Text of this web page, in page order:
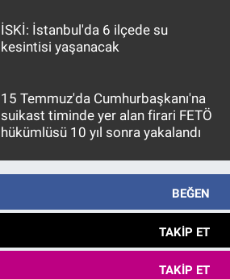
İSKİ: İstanbul'da 6 ilçede su
kesintisi yaşanacak
15 Temmuz'da Cumhurbaşkanı'na
suikast timinde yer alan firari FETÖ
hükümlüsü 10 yıl sonra yakalandı
BEĞEN
TAKIP ET
TAKIP ET